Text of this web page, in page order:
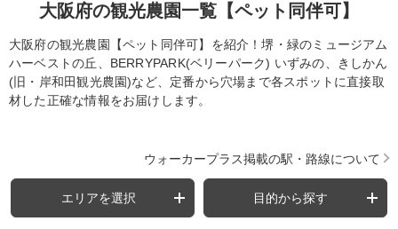
大阪府の観光農園一覧【ペット同伴可】
大阪府の観光農園【ペット同伴可】を紹介！堺・緑のミュージアム
ハーベストの丘、BERRYPARK(ベリーパーク) いずみの、きしかん
(旧・岸和田観光農園)など、定番から穴場まで各スポットに直接取
材した正確な情報をお届けします。
ウォーカープラス掲載の駅・路線について
エリアを選択 目的から探す